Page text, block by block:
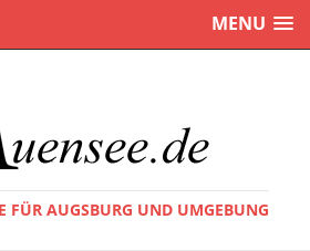
MENU
FÜR AUGSBURG UND UMGEBUNG